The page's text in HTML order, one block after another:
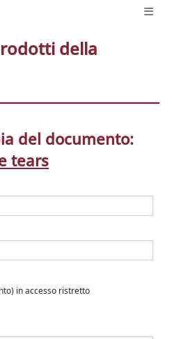
della
del documento:
tears
in accesso ristretto